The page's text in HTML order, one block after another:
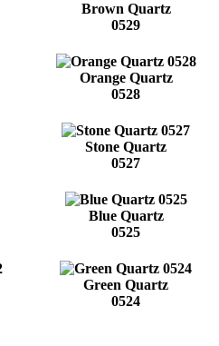
Brown Quartz
0529
Orange Quartz
0528
Stone Quartz
0527
Blue Quartz
0525
Green Quartz
0524